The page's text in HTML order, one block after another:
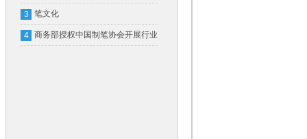
实地调研
3 笔文化
4 商务部授权中国制笔协会开展行业